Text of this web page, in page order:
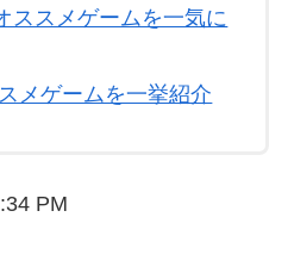
ススメゲームを一気に
メゲームを一挙紹介
PM